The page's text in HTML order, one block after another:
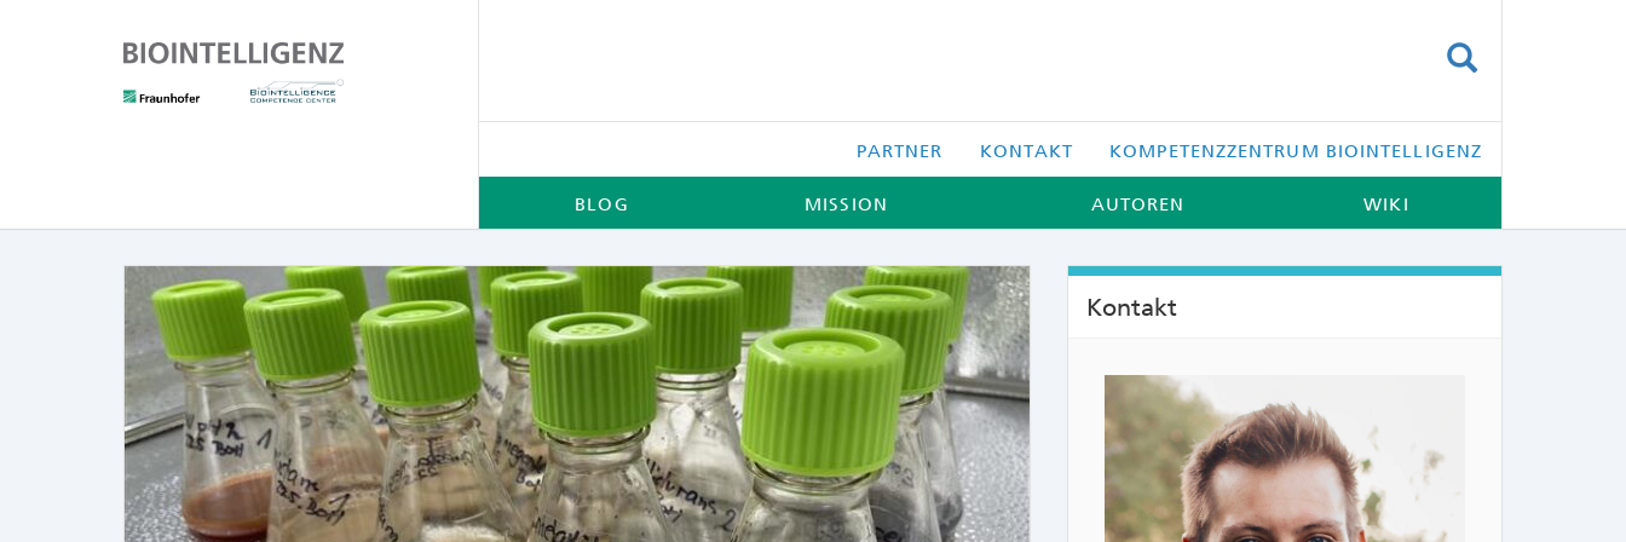
PARTNER KONTAKT KOMPETENZZENTRUM BIOINTELLIGENZ
BLOG MISSION AUTOREN WIKI
Kontakt